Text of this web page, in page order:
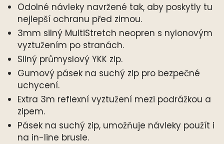
Odolné návleky navržené tak, aby poskytly tu
nejlepší ochranu před zimou.
3mm silný MultiStretch neopren s nylonovým
vyztužením po stranách.
Silný průmyslový YKK zip.
Gumový pásek na suchý zip pro bezpečné
uchycení.
Extra 3m reflexní vyztužení mezi podrážkou a
zipem.
Pásek na suchý zip, umožňuje návleky použít i
na in-line brusle.